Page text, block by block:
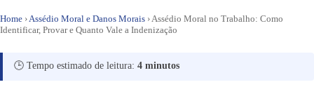
Home ›Assédio Moral e Danos Morais ›Assédio Moral no Trabalho: Como
Identificar, Provar e Quanto Vale a Indenização
🕒 Tempo estimado de leitura: 4 minutos